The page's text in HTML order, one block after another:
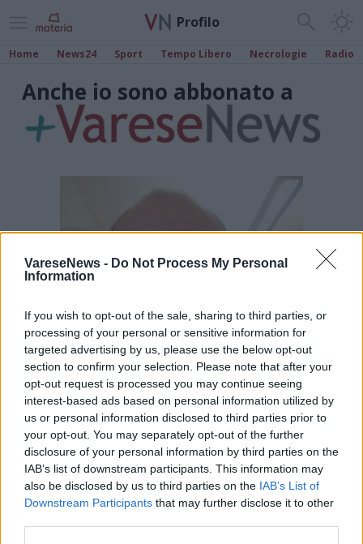
VareseNews - Do Not Process My Personal
Information
If you wish to opt-out of the sale, sharing to third parties, or
processing of your personal or sensitive information for
targeted advertising by us, please use the below opt-out
section to confirm your selection. Please note that after your
opt-out request is processed you may continue seeing
interest-based ads based on personal information utilized by
us or personal information disclosed to third parties prior to
your opt-out. You may separately opt-out of the further
disclosure of your personal information by third parties on the
IAB’s list of downstream participants. This information may
also be disclosed by us to third parties on the IAB’s List of
Downstream Participants that may further disclose it to other
Profilo
Home News24 Sport Tempo Libero Necrologie Radio
Anche io sono abbonato a
Dario Clivio
ORINO
Mi sono abbonato a Varesenews perchè a mio parere è
un quotidiano ben fatto, con moltissime notizie